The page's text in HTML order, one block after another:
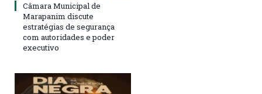
Câmara Municipal de
Marapanim discute
estratégias de segurança
com autoridades e poder
executivo